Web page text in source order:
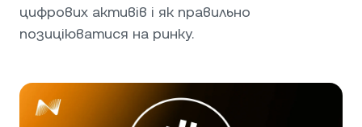
цифрових активів і як правильно
позиціюватися на ринку.